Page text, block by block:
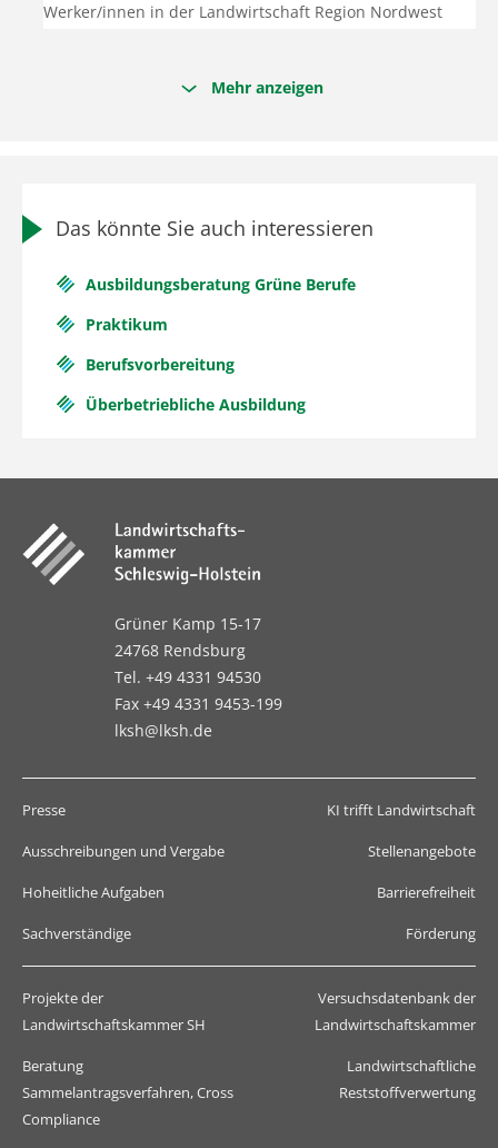
Werker/innen in der Landwirtschaft Region Nordwest
Frank Möller
Thiensen 16
25373 Ellerhoop
Tel.+49 4120 7068-111
Fachbereichsleiter Bildung im Gartenbau
Mehr anzeigen
Das könnte Sie auch interessieren
Ausbildungsberatung Grüne Berufe
Praktikum
Berufsvorbereitung
Überbetriebliche Ausbildung
Grüner Kamp 15-17
24768 Rendsburg
Tel. +49 4331 94530
Fax +49 4331 9453-199
lksh@lksh.de
Presse KI trifft Landwirtschaft
Ausschreibungen und Vergabe Stellenangebote
Hoheitliche Aufgaben Barrierefreiheit
Sachverständige Förderung
Projekte der
Landwirtschaftskammer SH
Versuchsdatenbank der
Landwirtschaftskammer
Beratung
Sammelantragsverfahren, Cross
Compliance
Landwirtschaftliche
Reststoffverwertung